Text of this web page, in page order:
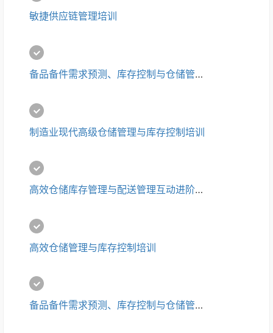
敏捷供应链管理培训
备品备件需求预测、库存控制与仓储管理培训
制造业现代高级仓储管理与库存控制培训
高效仓储库存管理与配送管理互动进阶培训
高效仓储管理与库存控制培训
备品备件需求预测、库存控制与仓储管理培训